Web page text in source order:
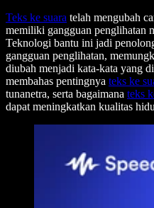
Teks ke suara telah mengubah
memiliki gangguan penglihatan
Teknologi bantu ini jadi
gangguan penglihatan,
diubah menjadi kata-kata yang
membahas pentingnya teks ke
tunanetra, serta bagaimana teks
dapat meningkatkan kualitas